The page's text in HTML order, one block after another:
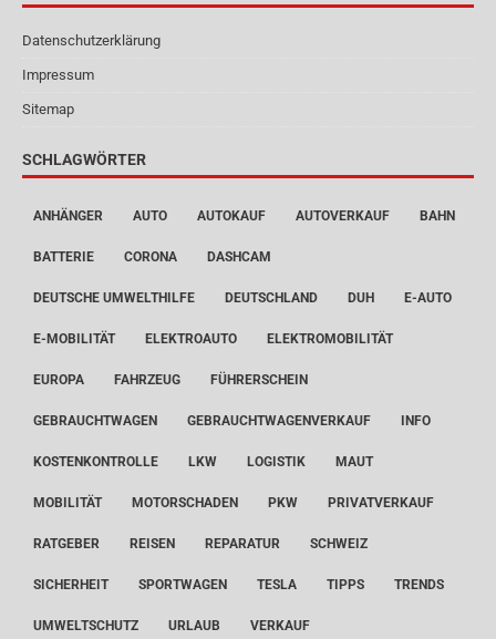
Datenschutzerklärung
Impressum
Sitemap
SCHLAGWÖRTER
ANHÄNGER AUTO AUTOKAUF AUTOVERKAUF BAHN
BATTERIE CORONA DASHCAM
DEUTSCHE UMWELTHILFE DEUTSCHLAND DUH E-AUTO
E-MOBILITÄT ELEKTROAUTO ELEKTROMOBILITÄT
EUROPA FAHRZEUG FÜHRERSCHEIN
GEBRAUCHTWAGEN GEBRAUCHTWAGENVERKAUF INFO
KOSTENKONTROLLE LKW LOGISTIK MAUT
MOBILITÄT MOTORSCHADEN PKW PRIVATVERKAUF
RATGEBER REISEN REPARATUR SCHWEIZ
SICHERHEIT SPORTWAGEN TESLA TIPPS TRENDS
UMWELTSCHUTZ URLAUB VERKAUF